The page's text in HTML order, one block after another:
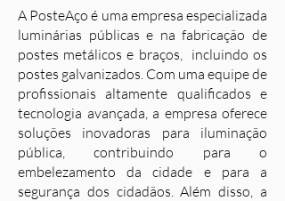
A PosteAço é uma empresa especializada
luminárias públicas e na fabricação de
postes metálicos e braços, incluindo os
postes galvanizados. Com uma equipe de
profissionais altamente qualificados e
tecnologia avançada, a empresa oferece
soluções inovadoras para iluminação
pública, contribuindo para o
embelezamento da cidade e para a
segurança dos cidadãos. Além disso, a